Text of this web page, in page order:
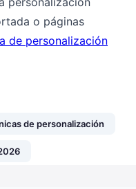
o páginas
de personalización
de personalización